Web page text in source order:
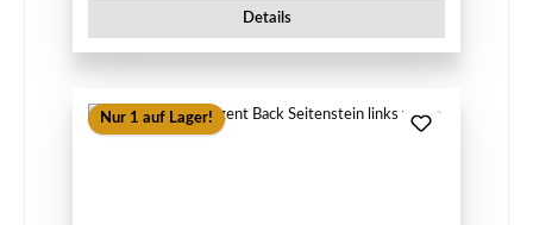
Details
Nur 1 auf Lager!